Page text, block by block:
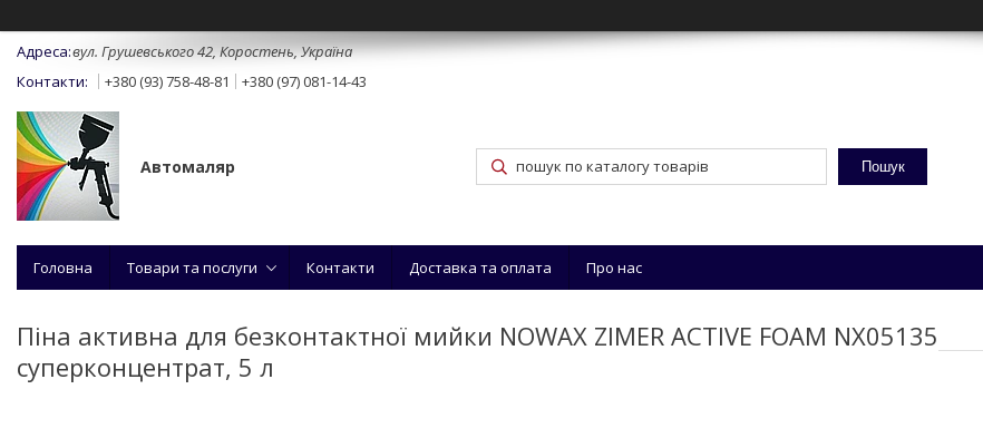
вул. Грушевського 42, Коростень, Україна
+380 (93) 758-48-81
+380 (97) 081-14-43
Автомаляр Пошук
Головна Товари та послуги Контакти Доставка та оплата Про нас
Піна активна для безконтактної мийки NOWAX ZIMER ACTIVE FOAM NX05135
суперконцентрат, 5 л